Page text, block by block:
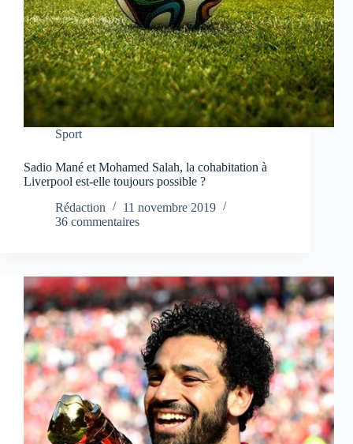
Sport
Sadio Mané et Mohamed Salah, la cohabitation à
Liverpool est-elle toujours possible ?
Rédaction
11 novembre 2019
36 commentaires